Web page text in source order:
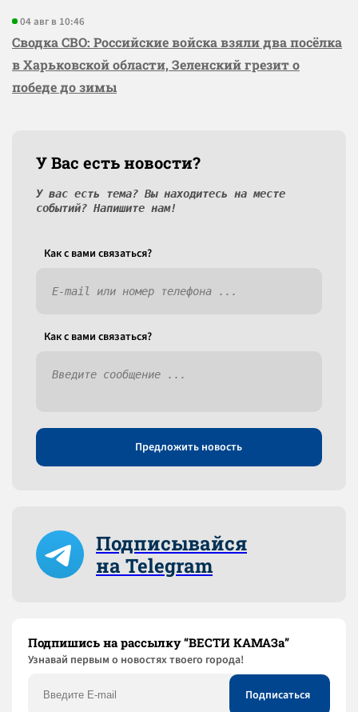
04 авг в 10:46
Сводка СВО: Российские войска взяли два посёлка
в Харьковской области, Зеленский грезит о
победе до зимы
У Вас есть новости?
У вас есть тема? Вы находитесь на месте
событий? Напишите нам!
Как c вами связаться?
Как c вами связаться?
Предложить новость
Подписывайся
на Telegram
Подпишись на рассылку “ВЕСТИ КАМАЗа”
Узнaвай первым о новостях твоего города!